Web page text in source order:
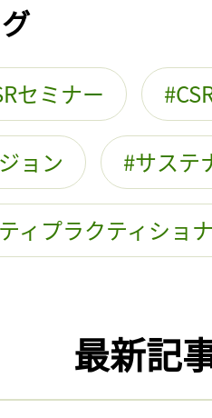
セミナー
ョン サステ
ィプラクティショ
最新記